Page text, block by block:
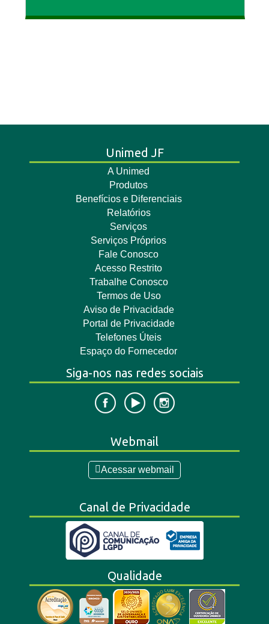
Unimed JF
A Unimed
Produtos
Benefícios e Diferenciais
Relatórios
Serviços
Serviços Próprios
Fale Conosco
Acesso Restrito
Trabalhe Conosco
Termos de Uso
Aviso de Privacidade
Portal de Privacidade
Telefones Úteis
Espaço do Fornecedor
Siga-nos nas redes sociais
Webmail
Acessar webmail
Canal de Privacidade
Qualidade